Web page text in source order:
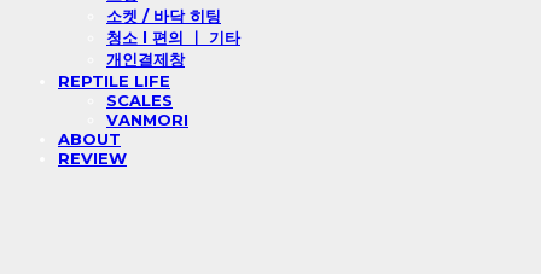
소켓 / 바닥 히팅
청소 l 편의 ㅣ 기타
개인결제창
REPTILE LIFE
SCALES
VANMORI
ABOUT
REVIEW